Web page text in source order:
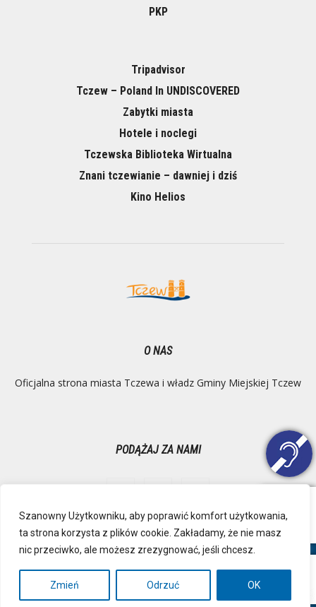
Szanowny Użytkowniku, aby poprawić komfort użytkowania,
ta strona korzysta z plików cookie. Zakładamy, że nie masz
nic przeciwko, ale możesz zrezygnować, jeśli chcesz.
Zmień Odrzuć OK
PKP
Tripadvisor
Tczew – Poland In UNDISCOVERED
Zabytki miasta
Hotele i noclegi
Tczewska Biblioteka Wirtualna
Znani tczewianie – dawniej i dziś
Kino Helios
O NAS
Oficjalna strona miasta Tczewa i władz Gminy Miejskiej Tczew
PODĄŻAJ ZA NAMI
Ochrona danych osobowych
Inspektor Danych Osobowych
Polityka Prywatności
Deklaracja dostępności
RSS
Kontakt
© Urząd Miejski, Plac Marszałka Józefa Piłsudskiego 1